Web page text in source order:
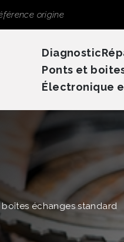
Diagnostic
Ponts et
Électronique
échanges standard